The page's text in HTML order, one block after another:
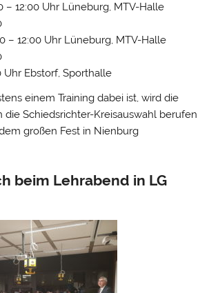
– 12:00 Uhr Lüneburg, MTV-Halle
– 12:00 Uhr Lüneburg, MTV-Halle
Uhr Ebstorf, Sporthalle
einem Training dabei ist, wird die
die Schiedsrichter-Kreisauswahl berufen
großen Fest in Nienburg
beim Lehrabend in LG